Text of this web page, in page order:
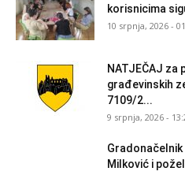
korisnicima
10 srpnja, 2026 -
NATJEČAJ za
građevinskih
7109/2...
9 srpnja, 2026 -
Milković i